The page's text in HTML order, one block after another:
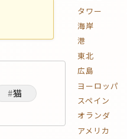
#猫
タワー
海岸
港
東北
広島
ヨーロッパ
スペイン
オランダ
アメリカ